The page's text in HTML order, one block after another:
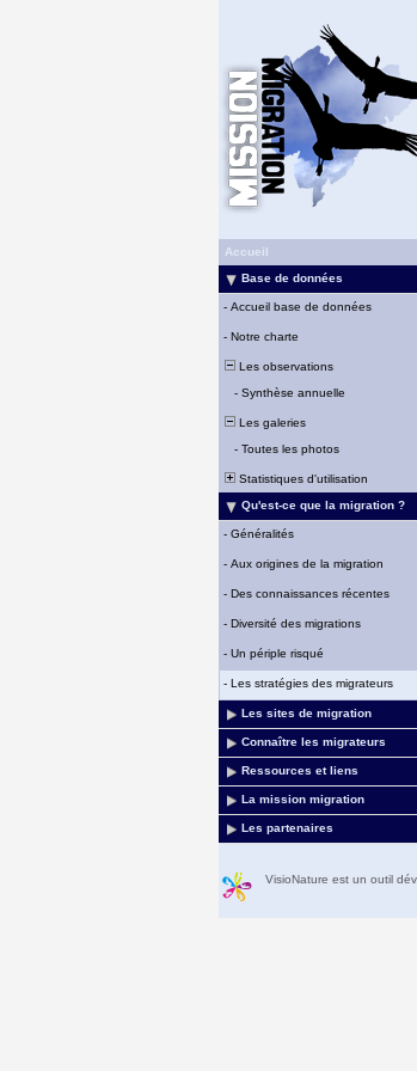
Accueil
Base de données
- Accueil base de données
- Notre charte
Les observations
- Synthèse annuelle
Les galeries
- Toutes les photos
Statistiques d'utilisation
Qu'est-ce que la migration ?
- Généralités
- Aux origines de la migration
- Des connaissances récentes
- Diversité des migrations
- Un périple risqué
- Les stratégies des migrateurs
Les sites de migration
Connaître les migrateurs
Ressources et liens
La mission migration
Les partenaires
VisioNature est un outil